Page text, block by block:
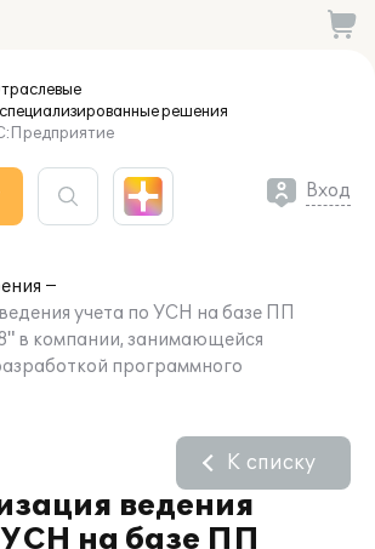
решения
Вход
учета по УСН на базе ПП
в компании, занимающейся
программного
ведения
УСН на базе ПП
К списку